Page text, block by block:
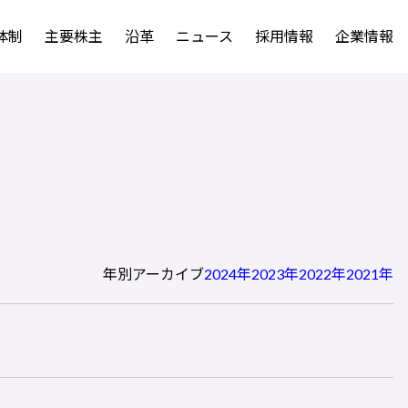
制 主要株主 沿革 ニュース 採用情報 企業情報
年別アーカイブ2024年2023年2022年2021年